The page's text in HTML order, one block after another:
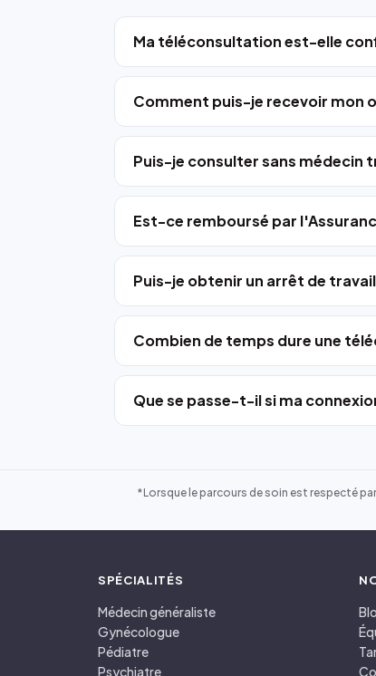
Ma téléconsultation est-elle
Comment puis-je recevoir mon
Puis-je consulter sans médecin
Est-ce remboursé par
Puis-je obtenir un arrêt de
Combien de temps dure une
Que se passe-t-il si ma
*Lorsque le parcours de soin est respecté
SPÉCIALITÉS
Médecin généraliste
Gynécologue
Pédiatre
Psychiatre